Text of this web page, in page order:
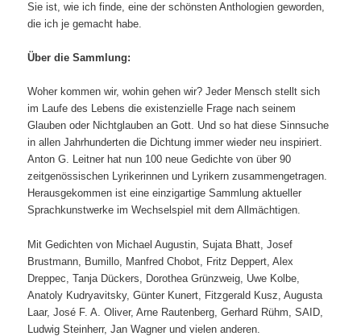
Sie ist, wie ich finde, eine der schönsten Anthologien geworden,
die ich je gemacht habe.
Über die Sammlung:
Woher kommen wir, wohin gehen wir? Jeder Mensch stellt sich
im Laufe des Lebens die existenzielle Frage nach seinem
Glauben oder Nichtglauben an Gott. Und so hat diese Sinnsuche
in allen Jahrhunderten die Dichtung immer wieder neu inspiriert.
Anton G. Leitner hat nun 100 neue Gedichte von über 90
zeitgenössischen Lyrikerinnen und Lyrikern zusammengetragen.
Herausgekommen ist eine einzigartige Sammlung aktueller
Sprachkunstwerke im Wechselspiel mit dem Allmächtigen.
Mit Gedichten von Michael Augustin, Sujata Bhatt, Josef
Brustmann, Bumillo, Manfred Chobot, Fritz Deppert, Alex
Dreppec, Tanja Dückers, Dorothea Grünzweig, Uwe Kolbe,
Anatoly Kudryavitsky, Günter Kunert, Fitzgerald Kusz, Augusta
Laar, José F. A. Oliver, Arne Rautenberg, Gerhard Rühm, SAID,
Ludwig Steinherr, Jan Wagner und vielen anderen.